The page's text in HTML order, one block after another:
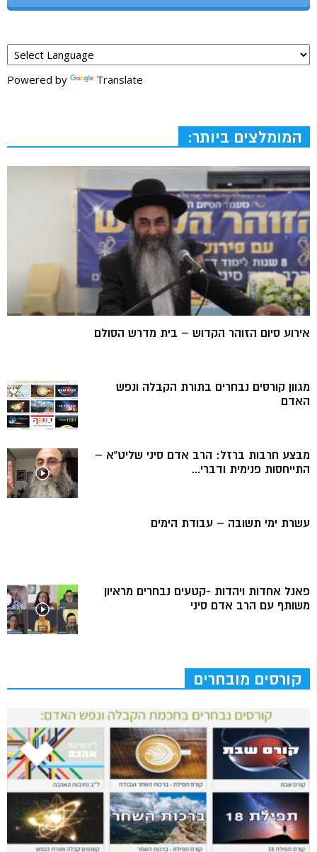
Powered by Translate
המומלצים ביותר:
אירוע סיום הזוהר הקדוש – בית מדרש הסולם
מגוון קורסים נבחרים בתורת הקבלה ונפש
האדם
מבצע חרבות ברזל: הרב אדם סיני שליט”א –
התייחסות פנימית ודברי...
עשרת ימי תשובה – עבודת הימים
פאנל אחדות ויהדות -קטעים נבחרים מראיון
משותף עם הרב אדם סיני
קורסים מובחרים